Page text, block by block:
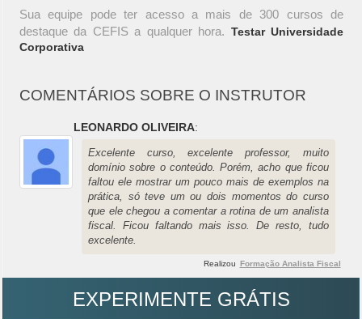
Sua equipe pode ter acesso a mais de 300 cursos de
destaque da CEFIS a qualquer hora. Testar Universidade
Corporativa
COMENTÁRIOS SOBRE O INSTRUTOR
LEONARDO OLIVEIRA:
Excelente curso, excelente professor, muito
domínio sobre o conteúdo. Porém, acho que ficou
faltou ele mostrar um pouco mais de exemplos na
prática, só teve um ou dois momentos do curso
que ele chegou a comentar a rotina de um analista
fiscal. Ficou faltando mais isso. De resto, tudo
excelente.
Realizou Formação Analista Fiscal
EXPERIMENTE GRÁTIS